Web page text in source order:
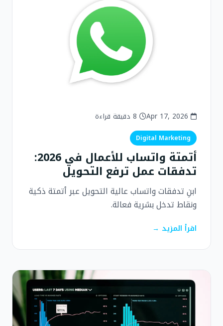
Digital Marketing
أتمتة واتساب للأعمال في 2026:
تدفقات عمل ترفع التحويل
ابنِ تدفقات واتساب عالية التحويل عبر أتمتة ذكية
ونقاط تدخل بشرية فعالة.
اقرأ المزيد →